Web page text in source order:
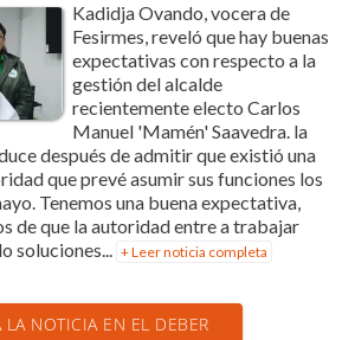
Kadidja Ovando, vocera de
Fesirmes, reveló que hay buenas
expectativas con respecto a la
gestión del alcalde
recientemente electo Carlos
Manuel 'Mamén' Saavedra. la
después de admitir que existió una
que prevé asumir sus funciones los
Tenemos una buena expectativa,
de que la autoridad entre a trabajar
soluciones... + Leer noticia completa
LA NOTICIA EN EL DEBER